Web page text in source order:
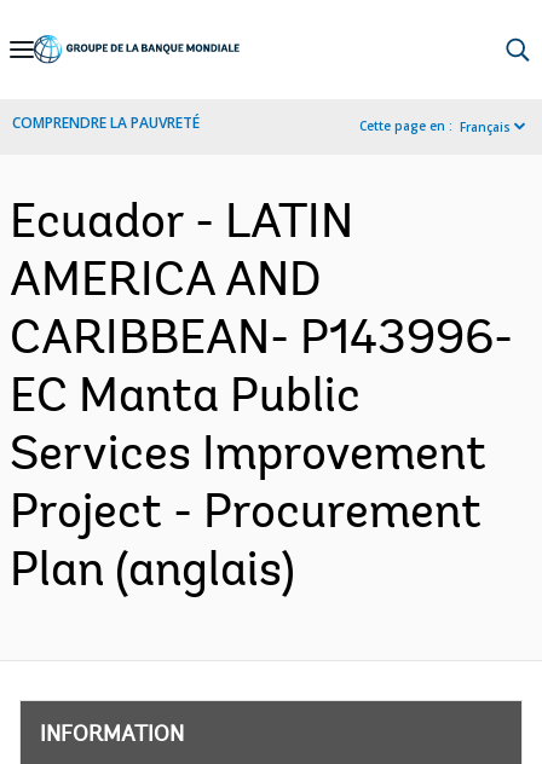
Skip
Navigation
COMPRENDRE LA PAUVRETÉ Cette page en : Français
Ecuador - LATIN
AMERICA AND
CARIBBEAN- P143996-
EC Manta Public
Services Improvement
Project - Procurement
Plan (anglais)
INFORMATION